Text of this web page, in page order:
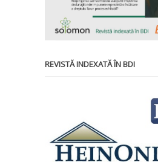
REVISTĂ INDEXATĂ ÎN BDI